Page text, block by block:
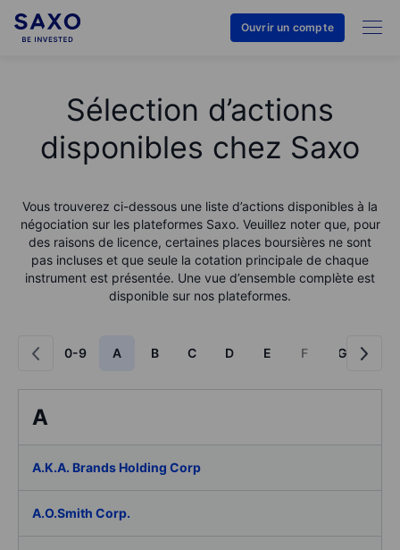
Ouvrir un compte
Sélection d’actions
disponibles chez Saxo
Vous trouverez ci-dessous une liste d’actions disponibles à la
négociation sur les plateformes Saxo. Veuillez noter que, pour
des raisons de licence, certaines places boursières ne sont
pas incluses et que seule la cotation principale de chaque
instrument est présentée. Une vue d’ensemble complète est
disponible sur nos plateformes.
0-9 A B C D E F G
A
A.K.A. Brands Holding Corp
A.O.Smith Corp.